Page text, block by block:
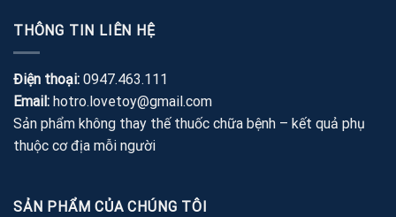
THÔNG TIN LIÊN HỆ
Điện thoại: 0947.463.111
Email: hotro.lovetoy@gmail.com
Sản phẩm không thay thế thuốc chữa bệnh – kết quả phụ
thuộc cơ địa mỗi người
SẢN PHẨM CỦA CHÚNG TÔI